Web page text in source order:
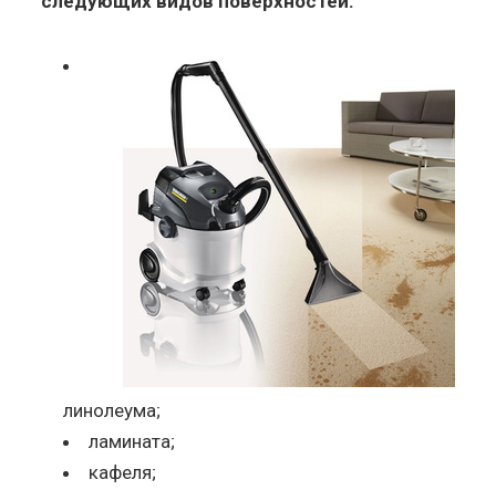
линолеума;
ламината;
кафеля;